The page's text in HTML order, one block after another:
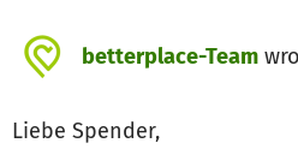
betterplace-Team
Liebe Spender,